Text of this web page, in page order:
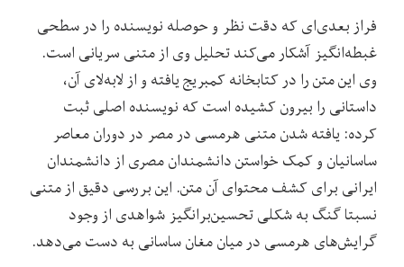
فراز بعدی‌ای که دقت نظر و حوصله نویسنده را در سطحی
غبطه‌انگیز آشکار می‌کند تحلیل وی از متنی سریانی است.
وی این متن را در کتابخانه کمبریج یافته و از لا‌به‌لای آن،
داستانی را بیرون کشیده است که نویسنده اصلی ثبت
کرده: یافته شدن متنی هرمسی در مصر در دوران معاصر
ساسانیان و کمک خواستن دانشمندان مصری از دانشمندان
ایرانی برای کشف محتوای آن متن. این بررسی دقیق از متنی
نسبتا گنگ به شکلی تحسین‌برانگیز شواهدی از وجود
گرایش‌های هرمسی در میان مغان ساسانی به دست می‌دهد.